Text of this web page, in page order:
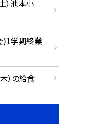
）池本小
)1学期終業
）の給食